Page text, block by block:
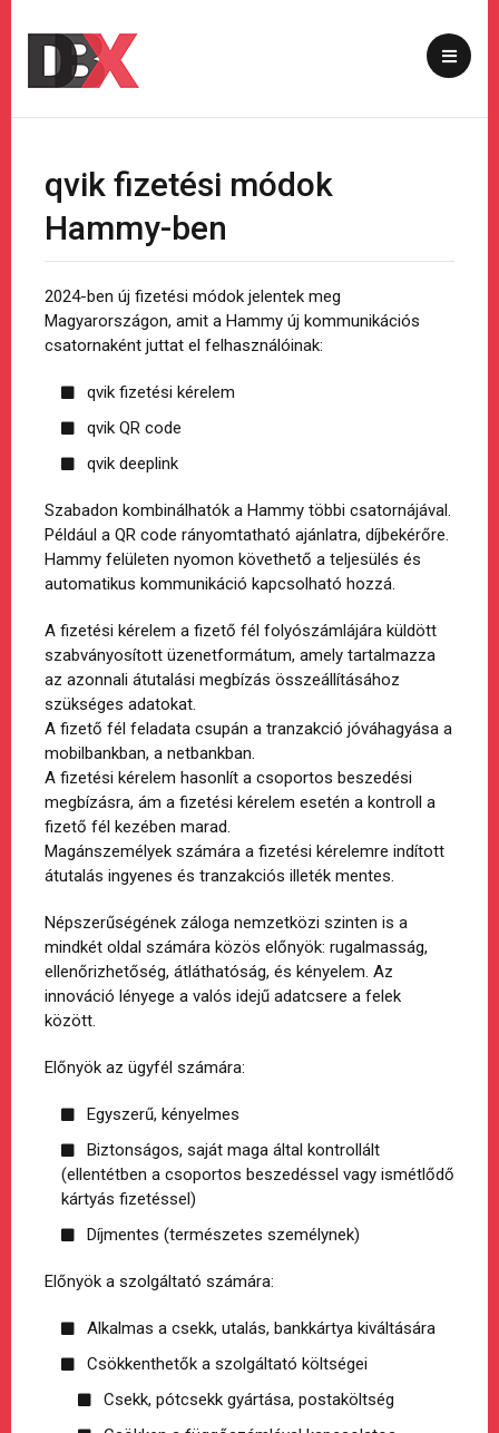
qvik fizetési módok
Hammy-ben
2024-ben új fizetési módok jelentek meg
Magyarországon, amit a Hammy új kommunikációs
csatornaként juttat el felhasználóinak:
qvik fizetési kérelem
qvik QR code
qvik deeplink
Szabadon kombinálhatók a Hammy többi csatornájával.
Például a QR code rányomtatható ajánlatra, díjbekérőre.
Hammy felületen nyomon követhető a teljesülés és
automatikus kommunikáció kapcsolható hozzá.
A fizetési kérelem a fizető fél folyószámlájára küldött
szabványosított üzenetformátum, amely tartalmazza
az azonnali átutalási megbízás összeállításához
szükséges adatokat.
A fizető fél feladata csupán a tranzakció jóváhagyása a
mobilbankban, a netbankban.
A fizetési kérelem hasonlít a csoportos beszedési
megbízásra, ám a fizetési kérelem esetén a kontroll a
fizető fél kezében marad.
Magánszemélyek számára a fizetési kérelemre indított
átutalás ingyenes és tranzakciós illeték mentes.
Népszerűségének záloga nemzetközi szinten is a
mindkét oldal számára közös előnyök: rugalmasság,
ellenőrizhetőség, átláthatóság, és kényelem. Az
innováció lényege a valós idejű adatcsere a felek
között.
Előnyök az ügyfél számára:
Egyszerű, kényelmes
Biztonságos, saját maga által kontrollált
(ellentétben a csoportos beszedéssel vagy ismétlődő
kártyás fizetéssel)
Díjmentes (természetes személynek)
Előnyök a szolgáltató számára:
Alkalmas a csekk, utalás, bankkártya kiváltására
Csökkenthetők a szolgáltató költségei
Csekk, pótcsekk gyártása, postaköltség